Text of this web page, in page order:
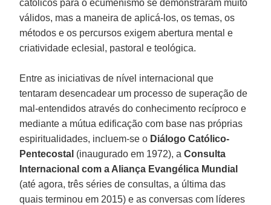
católicos para o ecumenismo se demonstraram muito
válidos, mas a maneira de aplicá-los, os temas, os
métodos e os percursos exigem abertura mental e
criatividade eclesial, pastoral e teológica.
Entre as iniciativas de nível internacional que
tentaram desencadear um processo de superação de
mal-entendidos através do conhecimento recíproco e
mediante a mútua edificação com base nas próprias
espiritualidades, incluem-se o Diálogo Católico-
Pentecostal (inaugurado em 1972), aConsulta
Internacional com a Aliança Evangélica Mundial
(até agora, três séries de consultas, a última das
quais terminou em 2015) e as conversas com líderes